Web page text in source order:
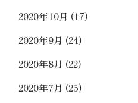
2020年10月 (17)
2020年9月 (24)
2020年8月 (22)
2020年7月 (25)